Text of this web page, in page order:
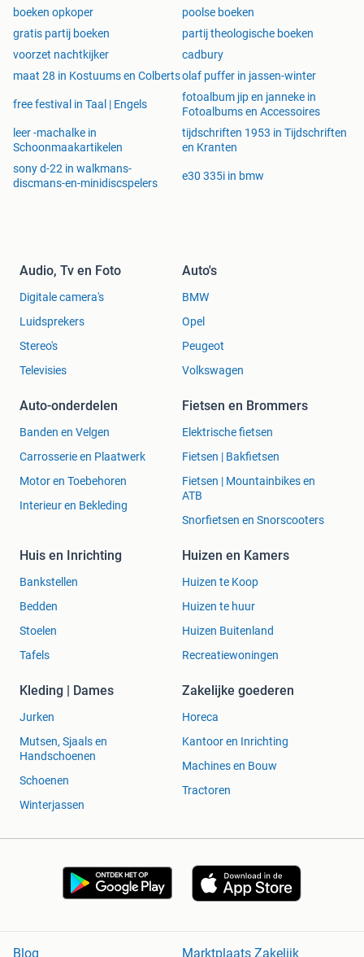
boeken opkoper
poolse boeken
gratis partij boeken
partij theologische boeken
voorzet nachtkijker
cadbury
maat 28 in Kostuums en Colbertsolaf puffer in jassen-winter
free festival in Taal | Engels
fotoalbum jip en janneke in
Fotoalbums en Accessoires
leer -machalke in
Schoonmaakartikelen
tijdschriften 1953 in Tijdschriften
en Kranten
sony d-22 in walkmans-
discmans-en-minidiscspelers
e30 335i in bmw
Audio, Tv en Foto
Digitale camera's
Luidsprekers
Stereo's
Televisies
Auto's
BMW
Opel
Peugeot
Volkswagen
Auto-onderdelen
Banden en Velgen
Carrosserie en Plaatwerk
Motor en Toebehoren
Interieur en Bekleding
Fietsen en Brommers
Elektrische fietsen
Fietsen | Bakfietsen
Fietsen | Mountainbikes en
ATB
Snorfietsen en Snorscooters
Huis en Inrichting
Bankstellen
Bedden
Stoelen
Tafels
Huizen en Kamers
Huizen te Koop
Huizen te huur
Huizen Buitenland
Recreatiewoningen
Kleding | Dames
Jurken
Mutsen, Sjaals en
Handschoenen
Schoenen
Winterjassen
Zakelijke goederen
Horeca
Kantoor en Inrichting
Machines en Bouw
Tractoren
Blog
Marktplaats Zakelijk